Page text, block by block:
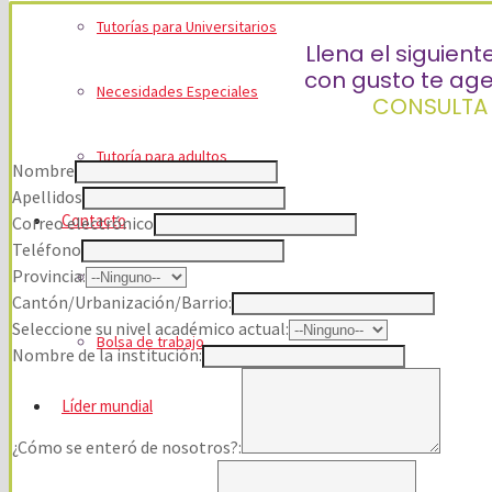
Tutorías para Universitarios
Necesidades Especiales
Tutoría para adultos
Contacto
Contacto
Bolsa de trabajo
Líder mundial
campos que
Llena el
con gusto te
Nombre
Apellidos
Correo electrónico
Teléfono
Provincia:
Cantón/Urbanización/Barrio:
Seleccione su nivel académico actual:
Nombre de la institución:
¿Cómo se enteró de nosotros?: